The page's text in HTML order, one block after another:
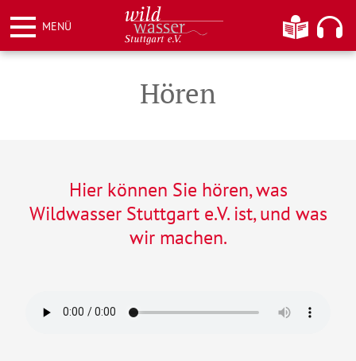
zum
Inhalt
MENÜ
Wildwasser Stuttgart e.V.
Hier
Hören
Hier können Sie hören, was
Wildwasser Stuttgart e.V. ist, und was
wir machen.